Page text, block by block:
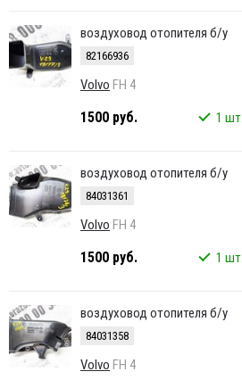
воздуховод отопителя б/у
82166936
Volvo FH 4
1500 руб. 1 шт.
воздуховод отопителя б/у
84031361
Volvo FH 4
1500 руб. 1 шт.
воздуховод отопителя б/у
84031358
Volvo FH 4